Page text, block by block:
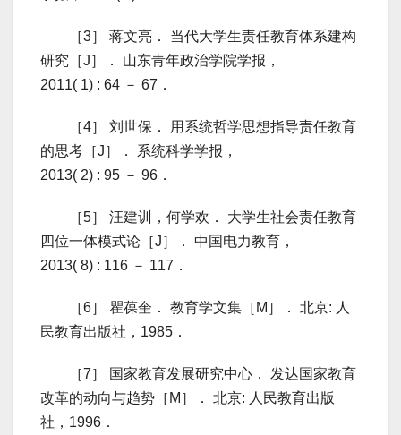
［3］ 蒋文亮． 当代大学生责任教育体系建构
研究［J］． 山东青年政治学院学报，
2011( 1) : 64 － 67．
［4］ 刘世保． 用系统哲学思想指导责任教育
的思考［J］． 系统科学学报，
2013( 2) : 95 － 96．
［5］ 汪建训，何学欢． 大学生社会责任教育
四位一体模式论［J］． 中国电力教育，
2013( 8) : 116 － 117．
［6］ 瞿葆奎． 教育学文集［M］． 北京: 人
民教育出版社，1985．
［7］ 国家教育发展研究中心． 发达国家教育
改革的动向与趋势［M］． 北京: 人民教育出版
社，1996．